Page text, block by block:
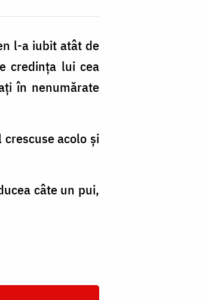
l-a iubit atât de
credința lui cea
în nenumărate
acolo și
câte un pui,